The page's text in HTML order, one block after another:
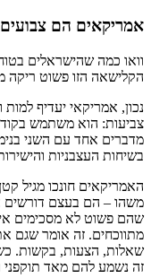
אמריקאים הם צבועים
וואו כמה שהישראלים
הקלישאה הזו פשוט ריקה
נכון, אמריקאי יעדיף
צביעות: הוא משתמש
מדברים אחד עם השני
בשיחות העצבניות
האמריקאים חונכו מגיל
משהו – הם בעצם דורשים
שהם פשוט לא מסכימים
מתווכחים. זה אומר שגם
שאלות, הצעות, בקשות.
זה נשמע להם מאד תוקפני